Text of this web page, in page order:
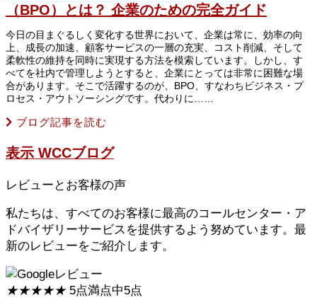
（BPO）とは？ 企業のための完全ガイド
今日の目まぐるしく変化する世界において、企業は常に、効率の向
上、成長の加速、顧客サービスの一層の充実、コスト削減、そして
柔軟性の維持を同時に実現する方法を模索しています。しかし、す
べてを社内で管理しようとすると、企業にとっては非常に困難な場
合があります。そこで活躍するのが、BPO、すなわちビジネス・プ
ロセス・アウトソーシングです。代わりに……
ブログ記事を読む
表示 WCCブログ
レビューとお客様の声
私たちは、すべてのお客様に最高のコールセンター・ア
ドバイザリーサービスを提供するよう努めています。最
新のレビューをご紹介します。
★★★★★ 5点満点中5点